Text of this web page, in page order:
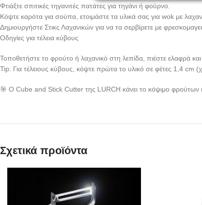
Φτιάξτε σπιτικές τηγανιτές πατάτες για τηγάνι ή φούρνο.
Κόψτε καρότα για σούπα, ετοιμάστε τα υλικά σας για wok με
Δημιουργήστε Στικς Λαχανικών για να τα σερβίρετε με
Οδηγίες για τέλεια κύβους
Τοποθετήστε το φρούτο ή λαχανικό στη λεπίδα, πιέστε ελαφρά
Tip: Για τέλειους κύβους, κόψτε πρώτα το υλικό σε φέτες 1,4 cm
🎯 Ο Cube and Stick Cutter της LURCH κάνει το κόψιμο φρούτων
Σχετικά προϊόντα